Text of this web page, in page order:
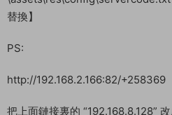
替換】
PS:
http://192.168.2.166:82/+258369
把上面鏈接裏的 “192.168.8.128”